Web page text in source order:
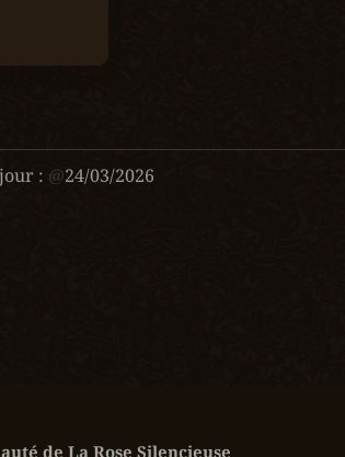
: @24/03/2026
de La Rose Silencieuse